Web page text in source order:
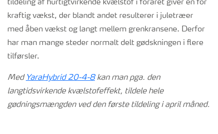
tildeling af hurtigtvirkende kvælstof i foråret giver en for
kraftig vækst, der blandt andet resulterer i juletræer
med åben vækst og langt mellem grenkransene. Derfor
har man mange steder normalt delt gødskningen i flere
tilførsler.
Med YaraHybrid 20-4-8kan man pga. den
langtidsvirkende kvælstofeffekt, tildele hele
gødningsmængden ved den første tildeling i april måned.